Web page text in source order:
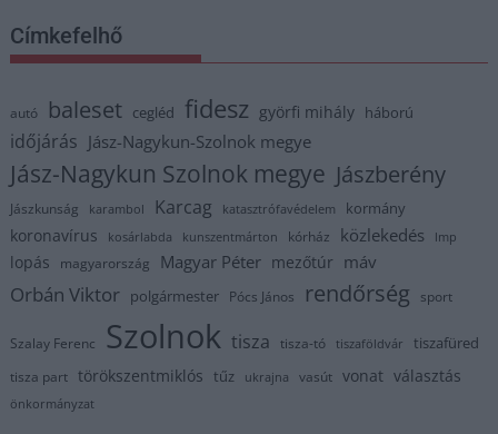
Címkefelhő
autó baleset cegléd fidesz györfi mihály háború
időjárás Jász-Nagykun-Szolnok megye
Jász-Nagykun Szolnok megye Jászberény
Jászkunság karambol Karcag katasztrófavédelem kormány
koronavírus kosárlabda kunszentmárton kórház közlekedés lmp
lopás magyarország Magyar Péter mezőtúr máv
Orbán Viktor polgármester Pócs János rendőrség sport
Szalay Ferenc Szolnok tisza tisza-tó tiszaföldvár tiszafüred
tisza part törökszentmiklós tűz ukrajna vasút vonat választás
önkormányzat